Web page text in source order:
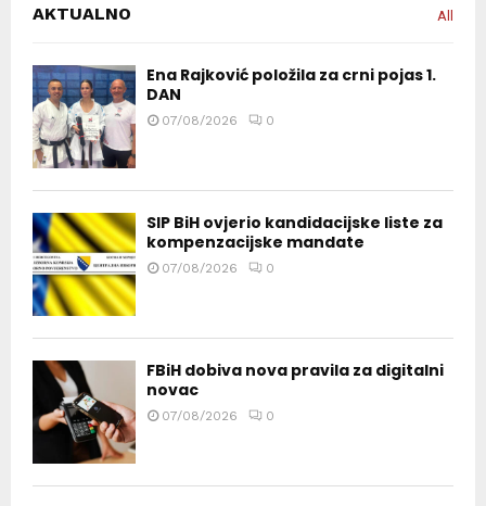
AKTUALNO All
Ena Rajković položila za crni pojas 1.
DAN
07/08/2026 0
SIP BiH ovjerio kandidacijske liste za
kompenzacijske mandate
07/08/2026 0
FBiH dobiva nova pravila za digitalni
novac
07/08/2026 0